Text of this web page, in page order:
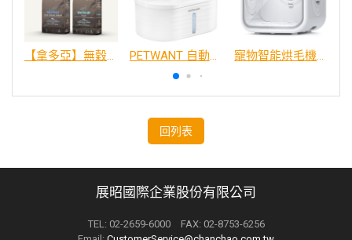
【拿多亞】無穀低敏 犬糧 PETWANT 自動感應無線寵物飲水機 W4-L 寵物智能烘毛機75L
回列表
展昭國際企業股份有限公司
TEL: 02-2659-6000 FAX: 02-8753-6256